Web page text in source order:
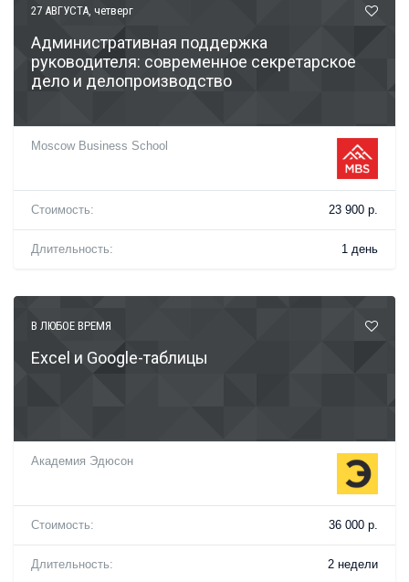
27 АВГУСТА, четверг
Административная поддержка
руководителя: современное секретарское
дело и делопроизводство
Moscow Business School
Стоимость: 23 900 р.
Длительность: 1 день
В ЛЮБОЕ ВРЕМЯ
Excel и Google-таблицы
Академия Эдюсон
Стоимость: 36 000 р.
Длительность: 2 недели